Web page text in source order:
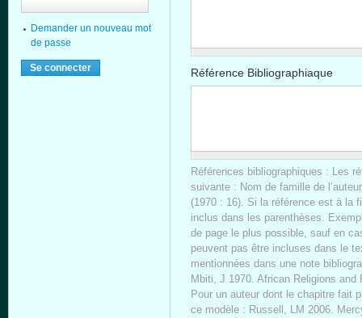
Référence Bibliographiaque
Références bibliographiques : Les
suivante : Nom de famille de
(1970 : 16). Si la référence est à la
inclus dans les parenthèses.
de page le plus possible, sauf en
peuvent pas être incluses dans le
mentionnées dans une note
Mbiti, J 1970. African Religions and
Pour un auteur dont le chapitre fait
ce modèle : Russell, LM 2006.
Demander un nouveau mot
de passe